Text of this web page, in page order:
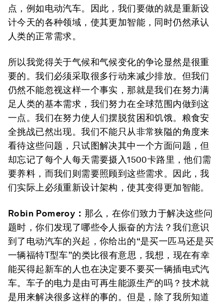
点，例如电动汽车。因此，我们要做的就是重新设
计今天的各种领域，使其更加智能，同时仍然承认
人类的正常需求。
所以我觉得关于气候和气候变化的争论显然是很重
要的。我们必须采取很多行动来减少排放。但我们
仍然不能忽视这样一个事实，那就是我们在努力满
足人类的基本需求，我们努力在全球范围内做到这
一点。我们在努力使人们摆脱贫困和饥饿。粮食安
全挑战已然出现。我们不能只从非常狭隘的角度来
看待这些问题，只试图解决其中一个方面问题，但
却忘记了每个人每天需要摄入1500卡路里，他们需
要养料，而我们则需要照顾到这些需求。因此，我
们实际上必须重新设计架构，使其变得更加智能。
Robin Pomeroy ： 那么，在你们致力于解决这些问
题时，你们发现了哪些令人振奋的方法？我们意识
到了电动汽车的兴起，你给出的“是买一匹马还是买
一辆福特T型车”的类比很有意思，我想，现在有幸
能买得起新车的人也在决定要不要买一辆插电式汽
车。车子的电力是由可再生能源生产的吗？技术就
是用来解决很多这样的事的。但是，除了我所知道